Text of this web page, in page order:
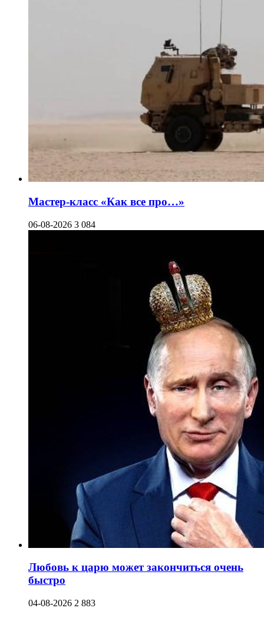
Мастер-класс «Как все про…»
06-08-2026 3 084
Любовь к царю может закончиться очень
быстро
04-08-2026 2 883